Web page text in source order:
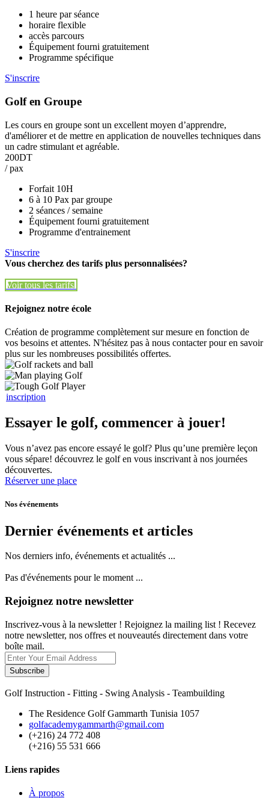
1 heure par séance
horaire flexible
accès parcours
Équipement fourni gratuitement
Programme spécifique
S'inscrire
Golf en Groupe
Les cours en groupe sont un excellent moyen d’apprendre,
d'améliorer et de mettre en application de nouvelles techniques dans
un cadre stimulant et agréable.
200DT
/ pax
Forfait 10H
6 à 10 Pax par groupe
2 séances / semaine
Équipement fourni gratuitement
Programme d'entrainement
S'inscrire
Vous cherchez des tarifs plus personnalisées?
Voir tous les tarifs
Rejoignez notre école
Création de programme complètement sur mesure en fonction de
vos besoins et attentes. N'hésitez pas à nous contacter pour en savoir
plus sur les nombreuses possibilités offertes.
inscription
Essayer le golf, commencer à jouer!
Vous n’avez pas encore essayé le golf? Plus qu’une première leçon
vous sépare! découvrez le golf en vous inscrivant à nos journées
découvertes.
Réserver une place
Nos événements
Dernier événements et articles
Nos derniers info, événements et actualités ...
Pas d'événements pour le moment ...
Rejoignez notre newsletter
Inscrivez-vous à la newsletter ! Rejoignez la mailing list ! Recevez
notre newsletter, nos offres et nouveautés directement dans votre
boîte mail.
Subscribe
Golf Instruction - Fitting - Swing Analysis - Teambuilding
The Residence Golf Gammarth Tunisia 1057
golfacademygammarth@gmail.com
(+216) 24 772 408
(+216) 55 531 666
Liens rapides
À propos